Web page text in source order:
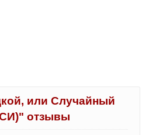
или Случайный
отзывы